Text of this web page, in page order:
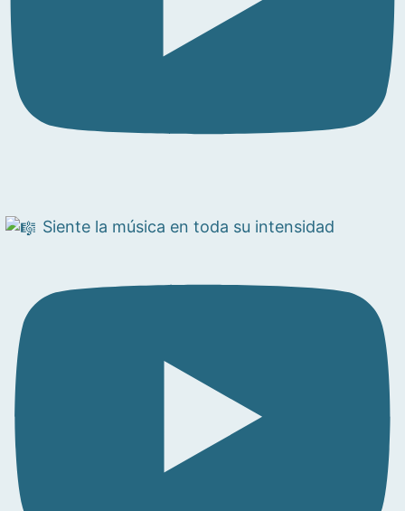
Siente la música en toda su intensidad